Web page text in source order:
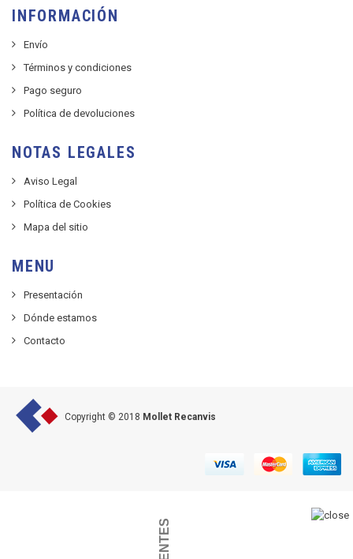
INFORMACIÓN
Envío
Términos y condiciones
Pago seguro
Política de devoluciones
NOTAS LEGALES
Aviso Legal
Política de Cookies
Mapa del sitio
MENU
Presentación
Dónde estamos
Contacto
Copyright © 2018 Mollet Recanvis